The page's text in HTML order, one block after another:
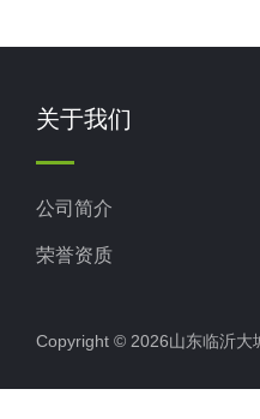
关于我们
公司简介
荣誉资质
Copyright © 2026山东临沂